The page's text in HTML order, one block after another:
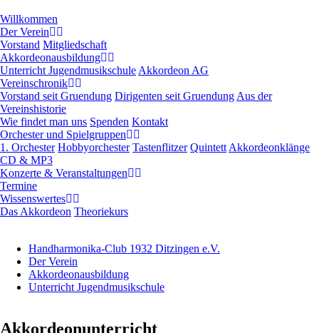
Navigation
überspringen
Willkommen
Der Verein
Vorstand Mitgliedschaft
Akkordeonausbildung
Unterricht Jugendmusikschule Akkordeon AG
Vereinschronik
Vorstand seit Gruendung Dirigenten seit Gruendung Aus der
Vereinshistorie
Wie findet man uns Spenden Kontakt
Orchester und Spielgruppen
1. Orchester Hobbyorchester Tastenflitzer Quintett Akkordeonklänge
CD & MP3
Konzerte & Veranstaltungen
Termine
Wissenswertes
Das Akkordeon Theoriekurs
Handharmonika-Club 1932 Ditzingen e.V.
Der Verein
Akkordeonausbildung
Unterricht Jugendmusikschule
Akkordeonunterricht